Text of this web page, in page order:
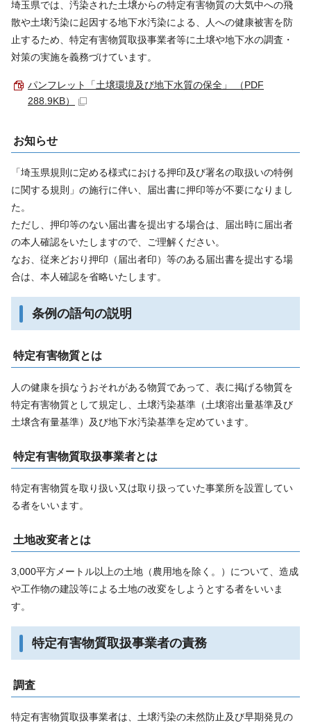
埼玉県では、汚染された土壌からの特定有害物質の大気中への飛
散や土壌汚染に起因する地下水汚染による、人への健康被害を防
止するため、特定有害物質取扱事業者等に土壌や地下水の調査・
対策の実施を義務づけています。
パンフレット「土壌環境及び地下水質の保全」 （PDF
288.9KB）
お知らせ
「埼玉県規則に定める様式における押印及び署名の取扱いの特例
に関する規則」の施行に伴い、届出書に押印等が不要になりまし
た。
ただし、押印等のない届出書を提出する場合は、届出時に届出者
の本人確認をいたしますので、ご理解ください。
なお、従来どおり押印（届出者印）等のある届出書を提出する場
合は、本人確認を省略いたします。
条例の語句の説明
特定有害物質とは
人の健康を損なうおそれがある物質であって、表に掲げる物質を
特定有害物質として規定し、土壌汚染基準（土壌溶出量基準及び
土壌含有量基準）及び地下水汚染基準を定めています。
特定有害物質取扱事業者とは
特定有害物質を取り扱い又は取り扱っていた事業所を設置してい
る者をいいます。
土地改変者とは
3,000平方メートル以上の土地（農用地を除く。）について、造成
や工作物の建設等による土地の改変をしようとする者をいいま
す。
特定有害物質取扱事業者の責務
調査
特定有害物質取扱事業者は、土壌汚染の未然防止及び早期発見の